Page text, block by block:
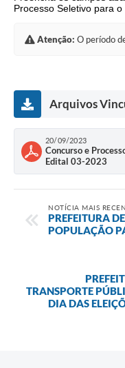
Processo Seletivo para
Atenção: O período
Arquivos
20/09/2023
Concurso e
Edital 03-2023
NOTÍCIA MAIS
PREFEITURA
POPULAÇÃO
TRANSPORTE
DIA DAS